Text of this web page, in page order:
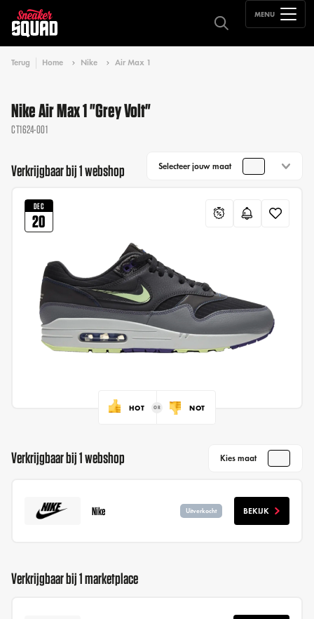
MENU
Terug Home Nike Air Max 1
Nike Air Max 1 "Grey Volt"
CT1624-001
Verkrijgbaar bij 1 webshop Selecteer jouw maat
DEC
20
HOT NOT
Verkrijgbaar bij 1 webshop Kies maat
Nike Uitverkocht BEKIJK
Verkrijgbaar bij 1 marketplace